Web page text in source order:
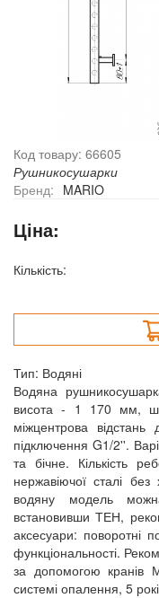
Код товару: 66605
Рушникосушарки
Бренд: MARIO
Ціна:
Кількість:
Тип: Водяні
Водяна
висота - 1 170 мм,
міжцентрова
підключення G1/2''.
та бічне. Кількість
нержавіючої сталі
водяну модель
встановивши ТЕН,
аксесуари: поворотні
функціональності.
за допомогою кранів
системі опалення, 5